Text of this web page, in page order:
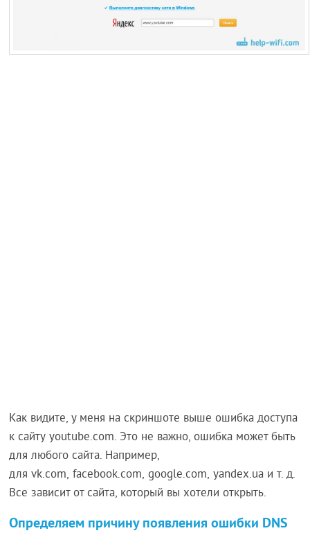
Как видите, у меня на скриншоте выше ошибка доступа
к сайту youtube.com. Это не важно, ошибка может быть
для любого сайта. Например,
для vk.com, facebook.com, google.com, yandex.ua и т. д.
Все зависит от сайта, который вы хотели открыть.
Определяем причину появления ошибки DNS